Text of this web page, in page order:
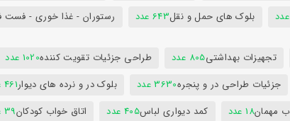
بلوک های حمل و نقل643 عدد رستوران - غذا خوری - فست
تجهیزات بهداشتی805 عدد طراحی جزئیات تقویت کننده1020 عدد
جزئیات طراحی در و پنجره3630 عدد بلوک در و نرده های دیوار461 عدد
مهمان18 عدد کمد دیواری لباس405 عدد اتاق خواب کودکان39 عدد